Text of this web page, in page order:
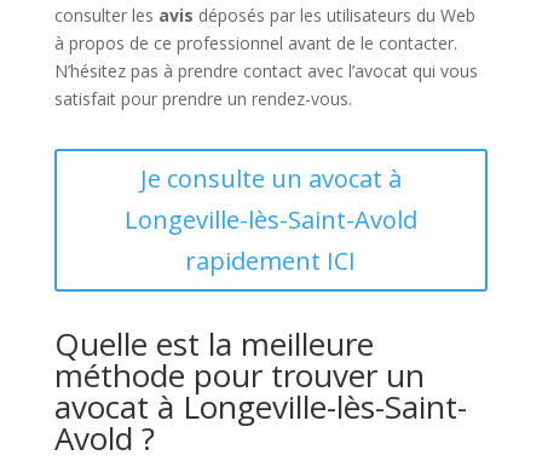
consulter les avis déposés par les utilisateurs du Web
à propos de ce professionnel avant de le contacter.
N’hésitez pas à prendre contact avec l’avocat qui vous
satisfait pour prendre un rendez-vous.
Je consulte un avocat à
Longeville-lès-Saint-Avold
rapidement ICI
Quelle est la meilleure
méthode pour trouver un
avocat à Longeville-lès-Saint-
Avold ?